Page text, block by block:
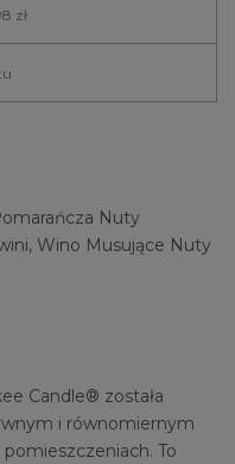
zł
Nuty
Wino Musujące Nuty
Candle® została
i równomiernym
To